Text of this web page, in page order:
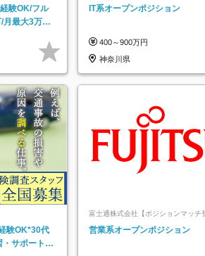
験OK/フル
月最大3万の
IT系オープンポジション
400～900万円
神奈川県
験OK*30代
・サポートあ
富士通株式会社【ポジションマッチ
営業系オープンポジション